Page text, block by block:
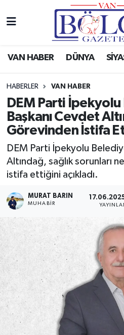
VAN HABER DÜNYA
HABERLER VAN HABER
DEM Parti
Başkanı Cevdet
Görevinden İstifa
DEM Parti İpekyolu
Altındağ, sağlık sorunları
istifa ettiğini açıkladı.
MURAT BARIN
MUHABİR
17.06.2025
Van Haber
Gündem
Spor
Ekonomi
Eğitim
Sağlık
Dünya
RESMİ İLANLAR
Hava Durumu
Puan Durumu ve Fikstür
Tüm Manşetler
Son Dakika Haberleri
Haber Arşivi